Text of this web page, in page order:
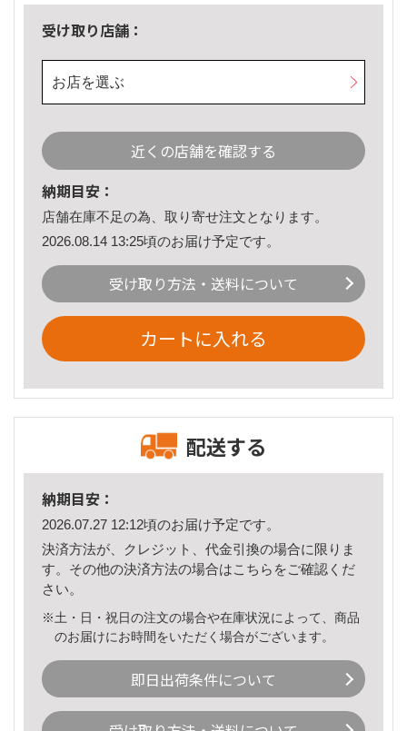
受け取り店舗：
お店を選ぶ
近くの店舗を確認する
納期目安：
店舗在庫不足の為、取り寄せ注文となります。
2026.08.14 13:25頃のお届け予定です。
受け取り方法・送料について
カートに入れる
配送する
納期目安：
2026.07.27 12:12頃のお届け予定です。
決済方法が、クレジット、代金引換の場合に限りま
す。その他の決済方法の場合はこちら をご確認くだ
さい。
※土・日・祝日の注文の場合や在庫状況によって、商品
のお届けにお時間をいただく場合がございます。
即日出荷条件について